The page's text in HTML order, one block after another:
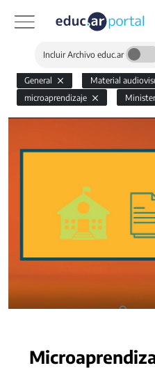
Incluir Archivo educ.ar
General Material
microaprendizaje